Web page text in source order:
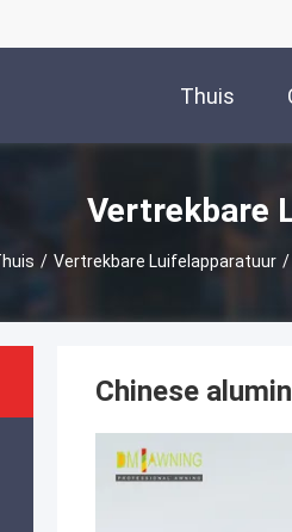
Thuis
Vertrekbare
/ Vertrekbare Luifelapparatuur /
Chinese